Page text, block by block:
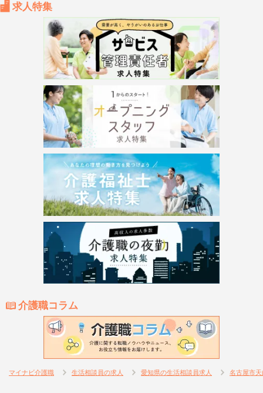
求人特集
介護職コラム
マイナビ介護職 生活相談員の求人 愛知県の生活相談員求人 名古屋市